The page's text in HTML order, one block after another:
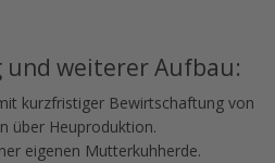
weiterer Aufbau:
kurzfristiger Bewirtschaftung von
über Heuproduktion.
eigenen Mutterkuhherde.